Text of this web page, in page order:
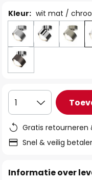
Kleur: wit mat /
1
Gratis retourneren
Snel & veilig
Informatie over